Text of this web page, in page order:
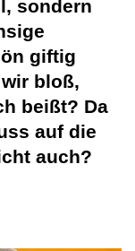
sondern
giftig
bloß,
beißt? Da
auf die
auch?